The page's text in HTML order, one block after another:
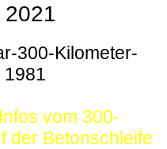
2021
300-Kilometer-
1981
vom 300-
der Betonschleife